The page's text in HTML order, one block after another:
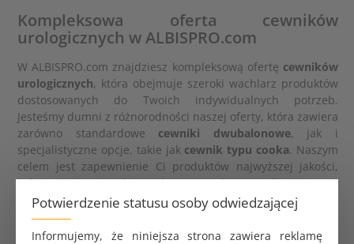
Potwierdzenie statusu osoby odwiedzającej
Informujemy, że niniejsza strona zawiera reklamę
Kompleksowa oferta cewników
urologicznych w ALBISPRO.com
W ALBISPRO.com znajdziesz kompleksową ofertę cewników
urologicznych, która obejmuje szeroki wachlarz produktów
dostosowanych do Twoich indywidualnych potrzeb.
Jesteśmy dumni z różnorodności naszej oferty, która zawiera
zarówno standardowe cewniki dwubalonowe, jak i
specjalistyczne opcje, takie jak cewnik typu cooka. Naszym
celem jest zapewnienie Ci produktów najwyższej jakości,
które wspierają różnorodne procedury medyczne. Bez
względu na to, jakiego rodzajucewnika urologicznego
potrzebujesz, u nas znajdziesz rozwiązanie idealnie
dopasowane do Twojego wymagań.